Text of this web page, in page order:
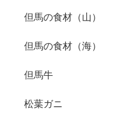
但馬の食材（山）
但馬の食材（海）
但馬牛
松葉ガニ